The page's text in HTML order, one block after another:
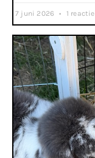
7 juni 2026 1 reactie